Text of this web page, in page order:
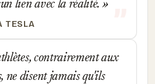
lien avec la réalité.
TESLA
contrairement aux
ne disent jamais qu'ils